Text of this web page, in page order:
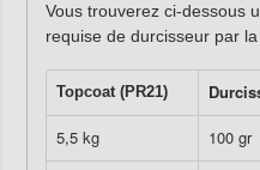
Vous trouverez ci-dessous
requise de durcisseur par
Topcoat (PR21)
5,5 kg
100 gr